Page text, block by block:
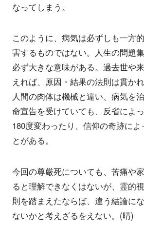
なってしまう。
このように、病気は必ずしも一方的
害するものではない。人生の問題集
必ず大きな意味がある。過去世や
えれば、原因・結果の法則は貫か
人間の肉体は機械と違い、病気を
命宣告を受けていても、反省によ
180度変わったり、信仰の奇跡によ
とがある。
今回の尊厳死についても、苦痛や
ると理解できなくはないが、霊的
則を踏まえたならば、違う結論に
ないかと考えざるをえない。(晴)